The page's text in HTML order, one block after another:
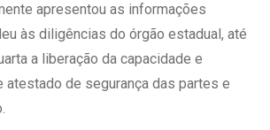
apresentou as informações
às diligências do órgão estadual, até
a liberação da capacidade e
atestado de segurança das partes e